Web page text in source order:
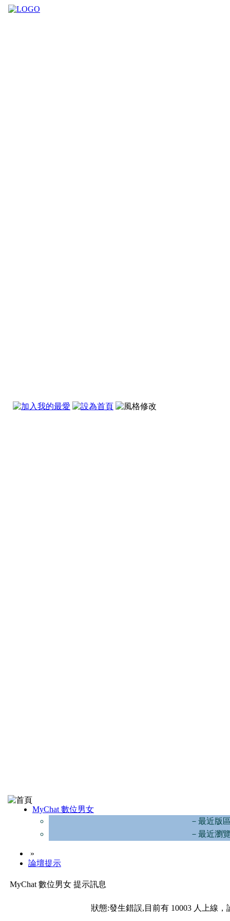
MyChat 數位男女
－最近版
－最近瀏
»
論壇提示
MyChat 數位男女 提示訊息
狀態:發生錯誤,目前有 10003 人上線